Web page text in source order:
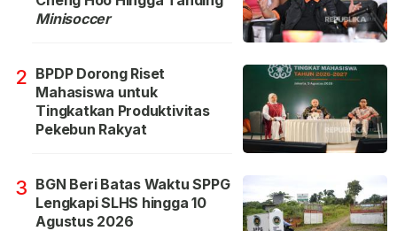
Minisoccer
2 BPDP Dorong Riset
Mahasiswa untuk
Tingkatkan Produktivitas
Pekebun Rakyat
3 BGN Beri Batas Waktu SPPG
Lengkapi SLHS hingga 10
Agustus 2026